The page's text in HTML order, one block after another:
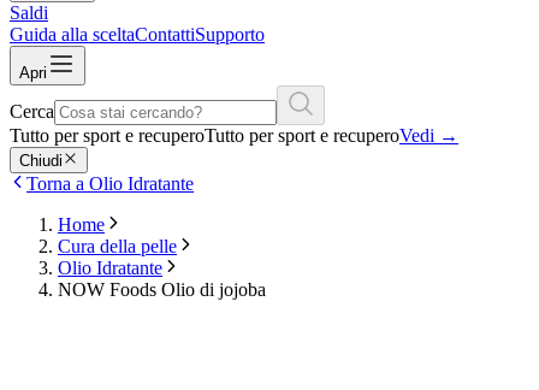
Saldi
Guida alla sceltaContattiSupporto
Apri
Cerca
Tutto per sport e recuperoTutto per sport e recuperoVedi →
Chiudi
Torna a Olio Idratante
Home
Cura della pelle
Olio Idratante
NOW Foods Olio di jojoba